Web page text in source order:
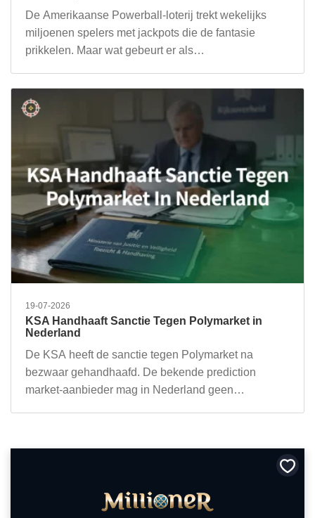
De Amerikaanse Powerball-loterij trekt wekelijks
miljoenen spelers met jackpots die de fantasie
prikkelen. Maar wat gebeurt er als…
19-07-2026
KSA Handhaaft Sanctie Tegen Polymarket in
Nederland
De KSA heeft de sanctie tegen Polymarket na
bezwaar gehandhaafd. De bekende prediction
market-aanbieder mag in Nederland geen…